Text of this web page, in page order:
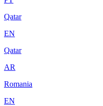
Qatar
EN
Qatar
AR
Romania
EN